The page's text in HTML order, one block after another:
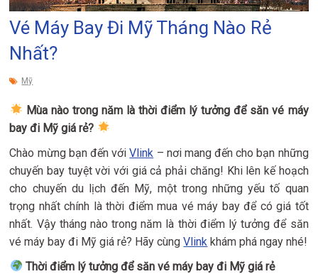
Vé Máy Bay Đi Mỹ Tháng Nào Rẻ
Nhất?
Mỹ
Mùa nào trong năm là thời điểm lý tưởng để săn vé máy
bay đi Mỹ giá rẻ?
Chào mừng bạn đến vớiVlink – nơi mang đến cho bạn những
chuyến bay tuyệt vời với giá cả phải chăng! Khi lên kế hoạch
cho chuyến du lịch đến Mỹ, một trong những yếu tố quan
trọng nhất chính là thời điểm mua vé máy bay để có giá tốt
nhất. Vậy tháng nào trong năm là thời điểm lý tưởng để săn
vé máy bay đi Mỹ giá rẻ? Hãy cùngVlink khám phá ngay nhé!
Thời điểm lý tưởng để săn vé máy bay đi Mỹ giá rẻ